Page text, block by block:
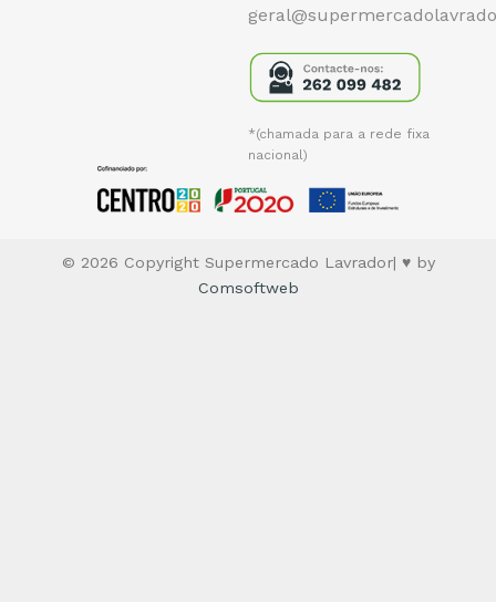
*(chamada para a rede fixa
nacional)
© 2026 Copyright Supermercado Lavrador| ♥ by
Comsoftweb